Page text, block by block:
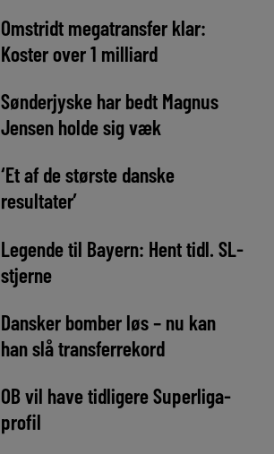
Omstridt megatransfer klar:
Koster over 1 milliard
Sønderjyske har bedt Magnus
Jensen holde sig væk
‘Et af de største danske
resultater’
Legende til Bayern: Hent tidl. SL-
stjerne
Dansker bomber løs – nu kan
han slå transferrekord
OB vil have tidligere Superliga-
profil